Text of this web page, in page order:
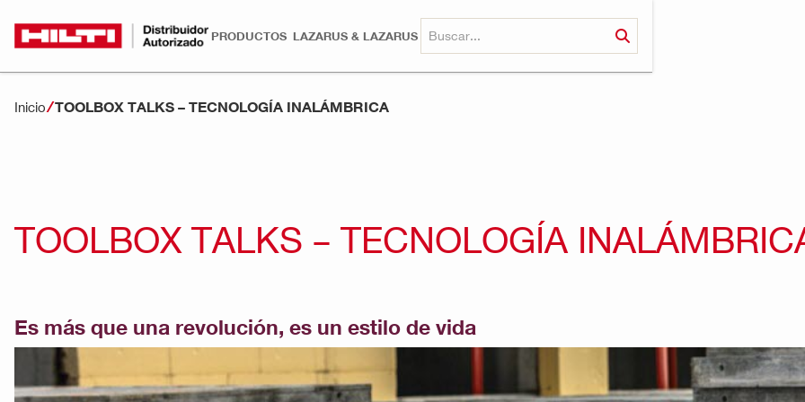
PRODUCTOS LAZARUS & LAZARUS
Inicio TOOLBOX TALKS – TECNOLOGÍA INALÁMBRICA
TOOLBOX TALKS – TECNOLOGÍA
Es más que una revolución, es un estilo de vida